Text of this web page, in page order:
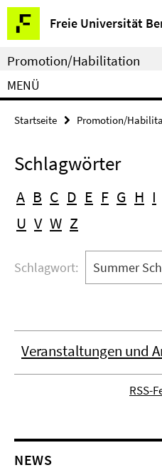
Springe
direkt
zu
Inhalt
Freie Universität
Service-
Navigation
Promotion/Habilitation
MENÜ
Startseite Promotion/
Schlagwörter
A B C D E F G H I
U V W Z
Schlagwort: Summer
Veranstaltungen und
RSS-
NEWS